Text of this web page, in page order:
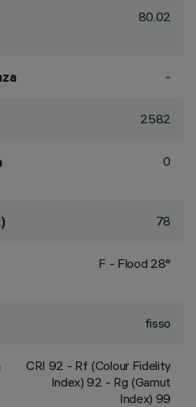
80.02
-
2582
0
78
F - Flood 28°
fisso
CRI 92 - Rf (Colour Fidelity
Index) 92 - Rg (Gamut
Index) 99